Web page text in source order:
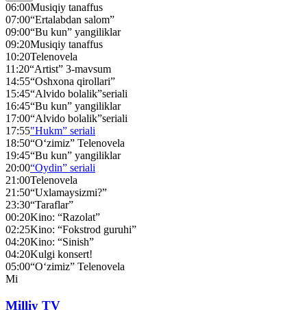
06:00Musiqiy tanaffus
07:00“Ertalabdan salom”
09:00“Bu kun” yangiliklar
09:20Musiqiy tanaffus
10:20Telenovela
11:20“Artist” 3-mavsum
14:55“Oshxona qirollari”
15:45“Alvido bolalik”seriali
16:45“Bu kun” yangiliklar
17:00“Alvido bolalik”seriali
17:55"Hukm” seriali
18:50“O‘zimiz” Telenovela
19:45“Bu kun” yangiliklar
20:00“Oydin” seriali
21:00Telenovela
21:50“Uxlamaysizmi?”
23:30“Taraflar”
00:20Kino: “Razolat”
02:25Kino: “Fokstrod guruhi”
04:20Kino: “Sinish”
04:20Kulgi konsert!
05:00“O‘zimiz” Telenovela
Mi
Milliy TV